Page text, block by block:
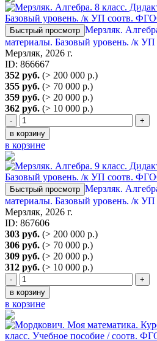
Быстрый просмотр Мерзляк.
материалы. Базовый уровень. /к
Мерзляк, 2026 г.
ID: 866667
352 руб. (> 200 000 р.)
355 руб. (> 70 000 р.)
359 руб. (> 20 000 р.)
362 руб. (> 10 000 р.)
-
+
в корзину
в корзине
Быстрый просмотр Мерзляк.
материалы. Базовый уровень. /к
Мерзляк, 2026 г.
ID: 867606
303 руб. (> 200 000 р.)
306 руб. (> 70 000 р.)
309 руб. (> 20 000 р.)
312 руб. (> 10 000 р.)
-
+
в корзину
в корзине